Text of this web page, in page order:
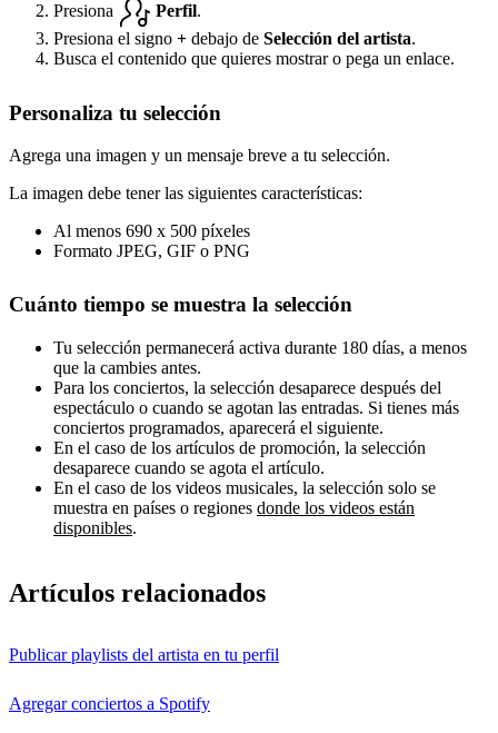
Presiona
Perfil.
Presiona el signo + debajo de Selección del artista.
Busca el contenido que quieres mostrar o pega un enlace.
Personaliza tu selección
Agrega una imagen y un mensaje breve a tu selección.
La imagen debe tener las siguientes características:
Al menos 690 x 500 píxeles
Formato JPEG, GIF o PNG
Cuánto tiempo se muestra la selección
Tu selección permanecerá activa durante 180 días, a menos
que la cambies antes.
Para los conciertos, la selección desaparece después del
espectáculo o cuando se agotan las entradas. Si tienes más
conciertos programados, aparecerá el siguiente.
En el caso de los artículos de promoción, la selección
desaparece cuando se agota el artículo.
En el caso de los videos musicales, la selección solo se
muestra en países o regiones donde los videos están
disponibles.
Artículos relacionados
Publicar playlists del artista en tu perfil
Agregar conciertos a Spotify